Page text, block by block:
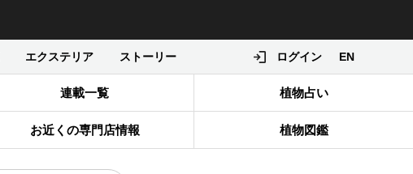
エクステリア ストーリー ログイン EN
連載一覧 植物占い
お近くの専門店情報 植物図鑑